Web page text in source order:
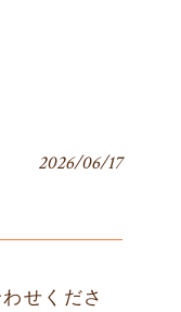
2026/06/17
せくださ